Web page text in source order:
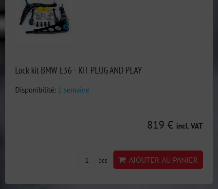
Lock kit BMW E36 - KIT PLUG AND PLAY
Disponibilité: 1 semaine
819 € incl. VAT
pcs AJOUTER AU PANIER